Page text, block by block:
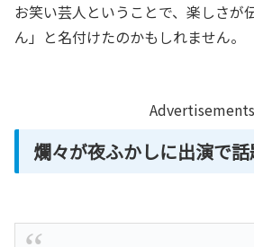
お笑い芸人ということで、楽しさが
ん」と名付けたのかもしれません。
Advertisements
爛々が夜ふかしに出演で